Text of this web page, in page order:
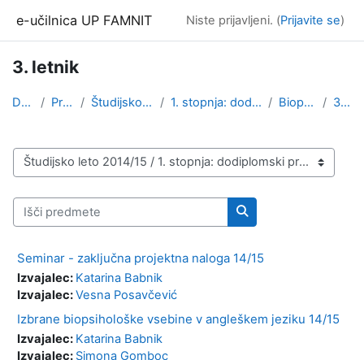
e-učilnica UP FAMNIT Niste prijavljeni. (Prijavite se)
3. letnik
Domov Predmeti Študijsko leto 2014/15 1. stopnja: dodiplomski program Biopsihologija 3. letnik
Kategorije predmetov
Išči predmete
Išči predmete
Seminar - zaključna projektna naloga 14/15
Izvajalec: Katarina Babnik
Izvajalec:Vesna Posavčević
Izbrane biopsihološke vsebine v angleškem jeziku 14/15
Izvajalec: Katarina Babnik
Izvajalec: Simona Gomboc